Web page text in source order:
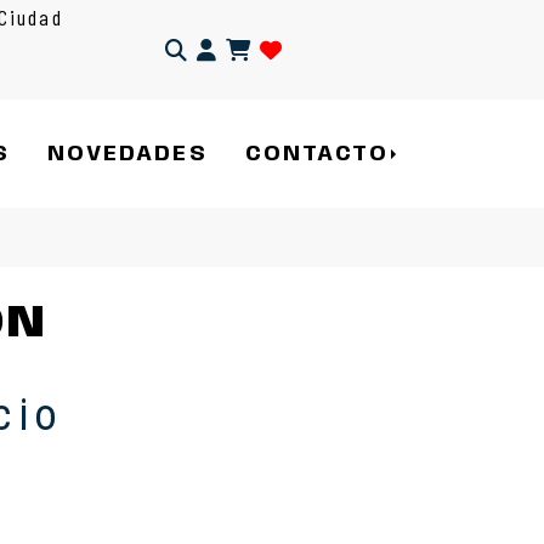
Identifícate
NOVEDADES CONTACTO